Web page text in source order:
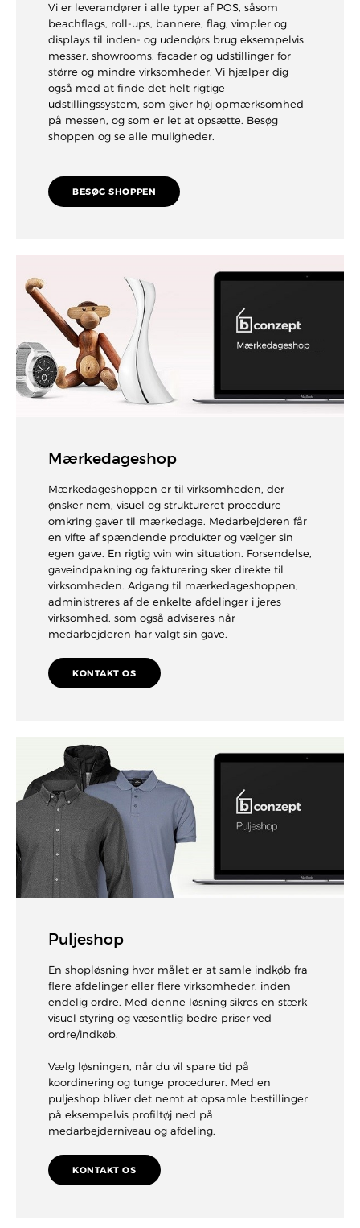
Vi er leverandører i alle typer af POS, såsom
beachflags, roll-ups, bannere, flag, vimpler og
displays til inden- og udendørs brug eksempelvis
messer, showrooms, facader og udstillinger for
større og mindre virksomheder. Vi hjælper dig
også med at finde det helt rigtige
udstillingssystem, som giver høj opmærksomhed
på messen, og som er let at opsætte. Besøg
shoppen og se alle muligheder.
BESØG SHOPPEN
Mærkedageshop
Mærkedageshoppen er til virksomheden, der
ønsker nem, visuel og struktureret procedure
omkring gaver til mærkedage. Medarbejderen får
en vifte af spændende produkter og vælger sin
egen gave. En rigtig win win situation. Forsendelse,
gaveindpakning og fakturering sker direkte til
virksomheden. Adgang til mærkedageshoppen,
administreres af de enkelte afdelinger i jeres
virksomhed, som også adviseres når
medarbejderen har valgt sin gave.
KONTAKT OS
Puljeshop
En shopløsning hvor målet er at samle indkøb fra
flere afdelinger eller flere virksomheder, inden
endelig ordre. Med denne løsning sikres en stærk
visuel styring og væsentlig bedre priser ved
ordre/indkøb.
Vælg løsningen, når du vil spare tid på
koordinering og tunge procedurer. Med en
puljeshop bliver det nemt at opsamle bestillinger
på eksempelvis profiltøj ned på
medarbejderniveau og afdeling.
KONTAKT OS